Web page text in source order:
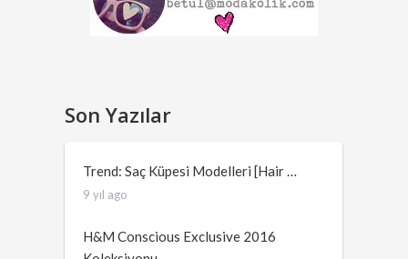
Son Yazılar
Trend: Saç Küpesi Modelleri [Hair …
9 yıl ago
H&M Conscious Exclusive 2016